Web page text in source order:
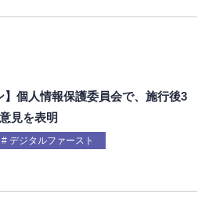
】個人情報保護委員会で、施行後3
見を表明
デジタルファースト